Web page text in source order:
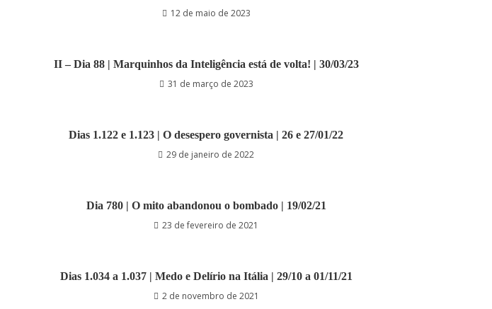
12 de maio de 2023
II – Dia 88 | Marquinhos da Inteligência está de volta! | 30/03/23
31 de março de 2023
Dias 1.122 e 1.123 | O desespero governista | 26 e 27/01/22
29 de janeiro de 2022
Dia 780 | O mito abandonou o bombado | 19/02/21
23 de fevereiro de 2021
Dias 1.034 a 1.037 | Medo e Delírio na Itália | 29/10 a 01/11/21
2 de novembro de 2021